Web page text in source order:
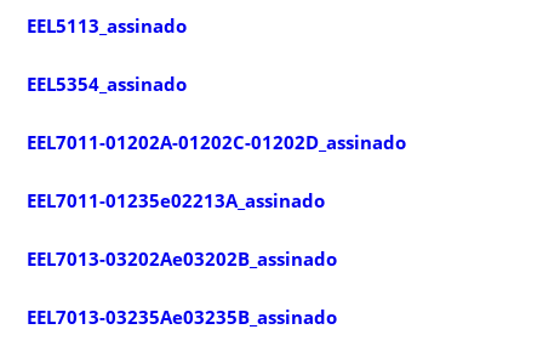
EEL5113_assinado
EEL5354_assinado
EEL7011-01202A-01202C-01202D_assinado
EEL7011-01235e02213A_assinado
EEL7013-03202Ae03202B_assinado
EEL7013-03235Ae03235B_assinado